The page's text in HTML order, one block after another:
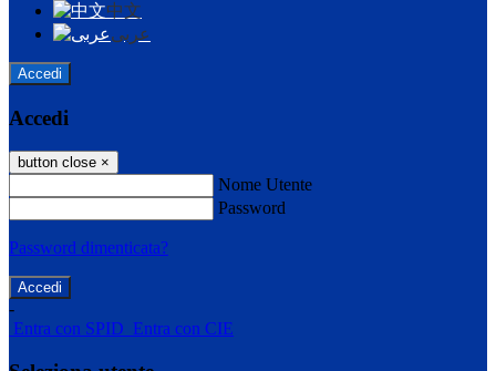
中文
عربى
Accedi
Accedi
button close ×
Nome Utente
Password
Password dimenticata?
-
Entra con SPID Entra con CIE